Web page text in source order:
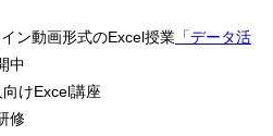
ン動画形式のExcel授業「データ活
中
けExcel講座
修